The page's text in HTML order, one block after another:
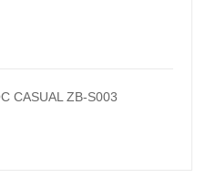
CASUAL ZB-S003